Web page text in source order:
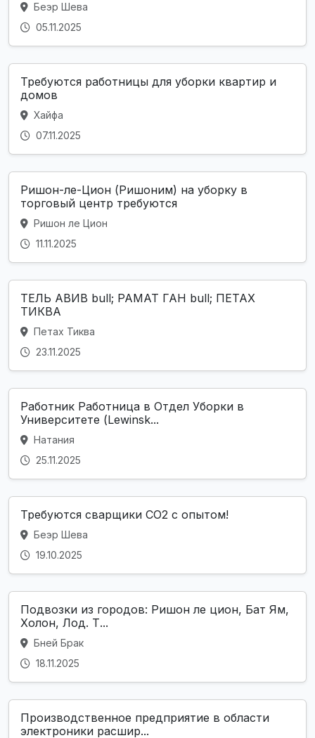
Беэр Шева
05.11.2025
Требуются работницы для уборки квартир и
домов
Хайфа
07.11.2025
Ришон-ле-Цион (Ришоним) на уборку в
торговый центр требуются
Ришон ле Цион
11.11.2025
ТЕЛЬ АВИВ bull; РАМАТ ГАН bull; ПЕТАХ
ТИКВА
Петах Тиква
23.11.2025
Работник Работница в Отдел Уборки в
Университете (Lewinsk...
Натания
25.11.2025
Требуются сварщики CO2 с опытом!
Беэр Шева
19.10.2025
Подвозки из городов: Ришон ле цион, Бат Ям,
Холон, Лод. Т...
Бней Брак
18.11.2025
Производственное предприятие в области
электроники расшир...